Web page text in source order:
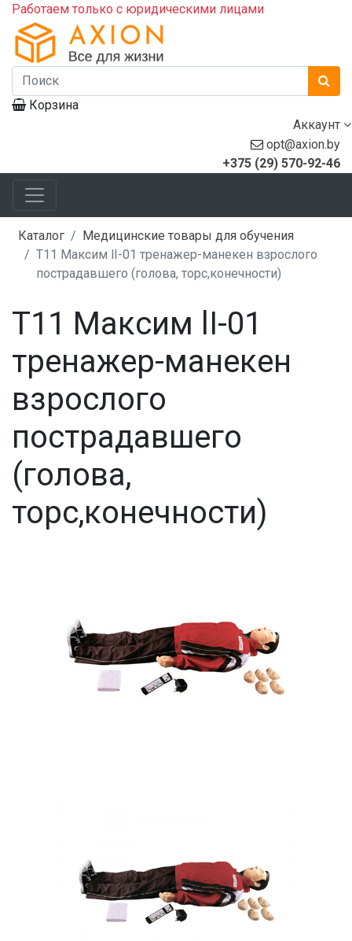
Работаем только с юридическими лицами
Корзина
Аккаунт
opt@axion.by
+375 (29) 570-92-46
Каталог
Медицинские товары для обучения
Т11 Максим lI-01 тренажер-манекен взрослого
пострадавшего (голова, торс,конечности)
Т11 Максим lI-01
тренажер-манекен
взрослого
пострадавшего
(голова,
торс,конечности)